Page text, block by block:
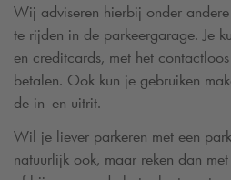
Wij adviseren hierbij onder
te rijden in de parkeergarage. Je
en creditcards, met het
betalen. Ook kun je gebruiken
de in- en uitrit.
Wil je liever parkeren met een
natuurlijk ook, maar reken dan